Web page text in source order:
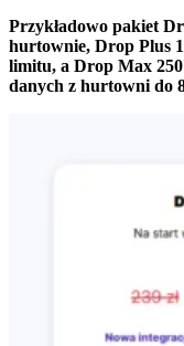
Przykładowo pakiet
hurtownie, Drop Plus
limitu, a Drop Max
danych z hurtowni do